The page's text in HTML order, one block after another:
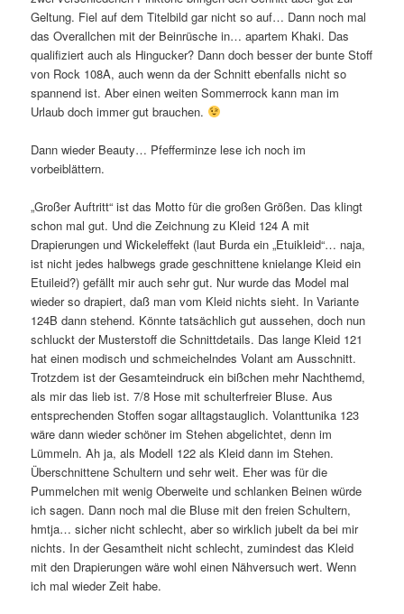
Geltung. Fiel auf dem Titelbild gar nicht so auf… Dann noch mal
das Overallchen mit der Beinrüsche in… apartem Khaki. Das
qualifiziert auch als Hingucker? Dann doch besser der bunte Stoff
von Rock 108A, auch wenn da der Schnitt ebenfalls nicht so
spannend ist. Aber einen weiten Sommerrock kann man im
Urlaub doch immer gut brauchen.
Dann wieder Beauty… Pfefferminze lese ich noch im
vorbeiblättern.
„Großer Auftritt“ ist das Motto für die großen Größen. Das klingt
schon mal gut. Und die Zeichnung zu Kleid 124 A mit
Drapierungen und Wickeleffekt (laut Burda ein „Etuikleid“… naja,
ist nicht jedes halbwegs grade geschnittene knielange Kleid ein
Etuileid?) gefällt mir auch sehr gut. Nur wurde das Model mal
wieder so drapiert, daß man vom Kleid nichts sieht. In Variante
124B dann stehend. Könnte tatsächlich gut aussehen, doch nun
schluckt der Musterstoff die Schnittdetails. Das lange Kleid 121
hat einen modisch und schmeichelndes Volant am Ausschnitt.
Trotzdem ist der Gesamteindruck ein bißchen mehr Nachthemd,
als mir das lieb ist. 7/8 Hose mit schulterfreier Bluse. Aus
entsprechenden Stoffen sogar alltagstauglich. Volanttunika 123
wäre dann wieder schöner im Stehen abgelichtet, denn im
Lümmeln. Ah ja, als Modell 122 als Kleid dann im Stehen.
Überschnittene Schultern und sehr weit. Eher was für die
Pummelchen mit wenig Oberweite und schlanken Beinen würde
ich sagen. Dann noch mal die Bluse mit den freien Schultern,
hmtja… sicher nicht schlecht, aber so wirklich jubelt da bei mir
nichts. In der Gesamtheit nicht schlecht, zumindest das Kleid
mit den Drapierungen wäre wohl einen Nähversuch wert. Wenn
ich mal wieder Zeit habe.